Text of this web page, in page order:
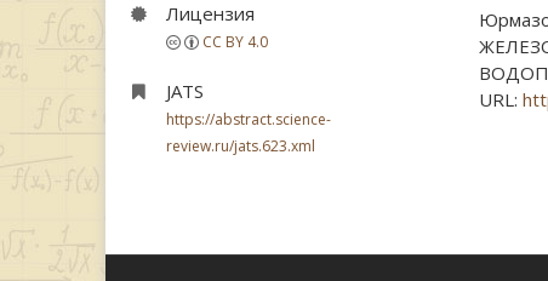
Лицензия
CC BY 4.0
JATS
https://abstract.science-
review.ru/jats.623.xml
URL: